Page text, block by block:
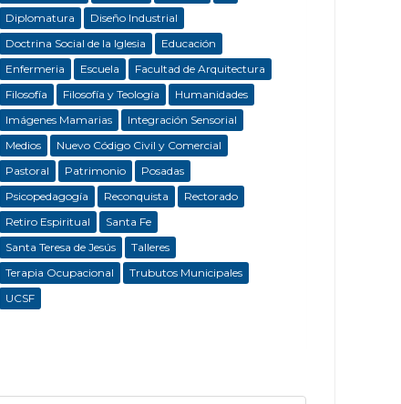
Diplomatura
Diseño Industrial
Doctrina Social de la Iglesia
Educación
Enfermeria
Escuela
Facultad de Arquitectura
Filosofía
Filosofía y Teología
Humanidades
Imágenes Mamarias
Integración Sensorial
Medios
Nuevo Código Civil y Comercial
Pastoral
Patrimonio
Posadas
Psicopedagogía
Reconquista
Rectorado
Retiro Espiritual
Santa Fe
Santa Teresa de Jesús
Talleres
Terapia Ocupacional
Trubutos Municipales
UCSF